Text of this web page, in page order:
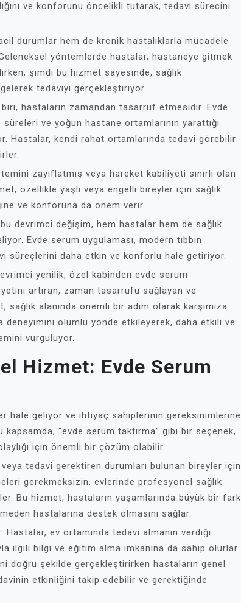
ve konforunu öncelikli tutarak, tedavi sürecini
durumlar hem de kronik hastalıklarla mücadele
yöntemlerde hastalar, hastaneye gitmek
şimdi bu hizmet sayesinde, sağlık
tedaviyi gerçekleştiriyor.
hastaların zamandan tasarruf etmesidir. Evde
ve yoğun hastane ortamlarının yarattığı
Hastalar, kendi rahat ortamlarında tedavi görebilir
zayıflatmış veya hareket kabiliyeti sınırlı olan
özellikle yaşlı veya engelli bireyler için sağlık
ve konforuna da önem verir.
devrimci değişim, hem hastalar hem de sağlık
Evde serum uygulaması, modern tıbbın
süreçlerini daha etkin ve konforlu hale getiriyor.
yenilik, özel kabinden evde serum
artıran, zaman tasarrufu sağlayan ve
alanında önemli bir adım olarak karşımıza
deneyimini olumlu yönde etkileyerek, daha etkili ve
vurguluyor.
Hizmet: Evde Serum
hale geliyor ve ihtiyaç sahiplerinin gereksinimlerine
"evde serum taktırma" gibi bir seçenek,
için önemli bir çözüm olabilir.
tedavi gerektiren durumları bulunan bireyler için
gerekmeksizin, evlerinde profesyonel sağlık
Bu hizmet, hastaların yaşamlarında büyük bir fark
hastalarına destek olmasını sağlar.
Hastalar, ev ortamında tedavi almanın verdiği
ilgili bilgi ve eğitim alma imkanına da sahip olurlar.
doğru şekilde gerçekleştirirken hastaların genel
etkinliğini takip edebilir ve gerektiğinde